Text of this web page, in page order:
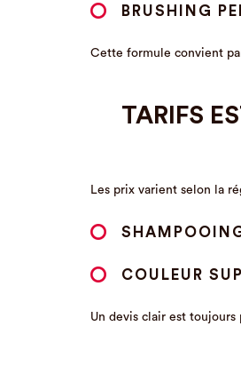
BRUSHING
Cette formule convient
TARIFS
Les prix varient selon la
COULEUR
Un devis clair est toujours